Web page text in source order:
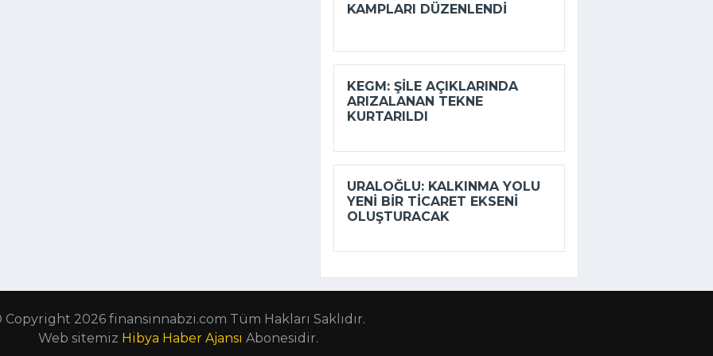
KAMPLARI DÜZENLENDI
KEGM: ŞILE AÇIKLARINDA
ARIZALANAN TEKNE
KURTARILDI
URALOĞLU: KALKINMA YOLU
YENI BIR TICARET EKSENI
OLUŞTURACAK
Copyright 2026 finansinnabzi.com Tüm Hakları Saklıdır.
Web sitemiz Hibya Haber Ajansı Abonesidir.